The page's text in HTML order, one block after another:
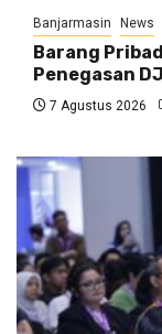
Banjarmasin News
Barang
Penegasan
7 Agustus 2026